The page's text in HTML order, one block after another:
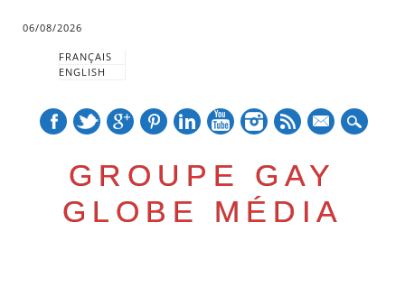
06/08/2026
FRANÇAIS
ENGLISH
GROUPE GAY
GLOBE MÉDIA